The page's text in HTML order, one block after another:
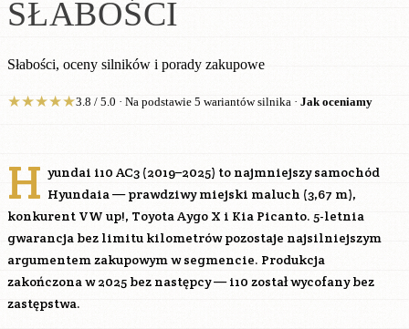
SŁABOŚCI
Słabości, oceny silników i porady zakupowe
★★★★★3.8 / 5.0 · Na podstawie 5 wariantów silnika · Jak oceniamy
H yundai i10 AC3 (2019–2025) to najmniejszy samochód
Hyundaia — prawdziwy miejski maluch (3,67 m),
konkurent VW up!, Toyota Aygo X i Kia Picanto. 5-letnia
gwarancja bez limitu kilometrów pozostaje najsilniejszym
argumentem zakupowym w segmencie. Produkcja
zakończona w 2025 bez następcy — i10 został wycofany bez
zastępstwa.